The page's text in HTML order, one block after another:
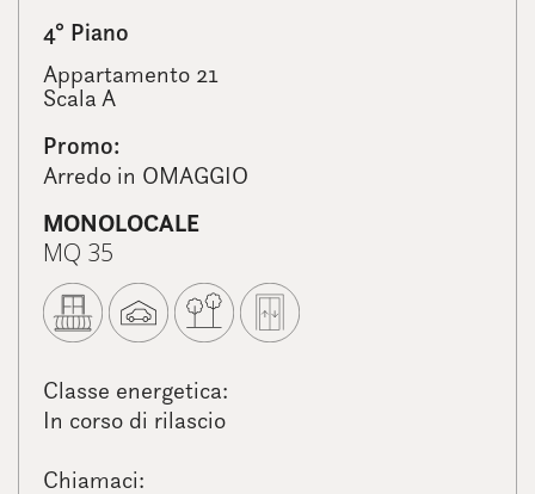
4° Piano
Appartamento 21
Scala A
Promo:
Arredo in OMAGGIO
MONOLOCALE
MQ 35
Classe energetica:
In corso di rilascio
Chiamaci: